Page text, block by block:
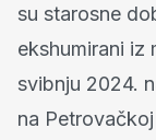
su starosne
ekshumirani iz
svibnju 2024.
na Petrovačkoj